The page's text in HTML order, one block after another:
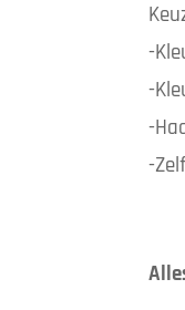
-
-
-
-